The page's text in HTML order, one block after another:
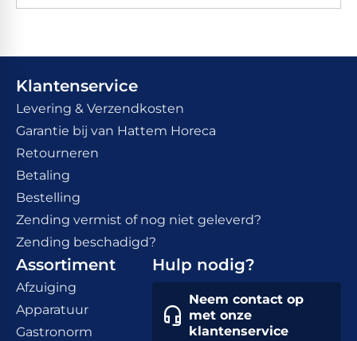
Klantenservice
Levering & Verzendkosten
Garantie bij van Hattem Horeca
Retourneren
Betaling
Bestelling
Zending vermist of nog niet geleverd?
Zending beschadigd?
Assortiment
Afzuiging
Apparatuur
Gastronorm
Hulp nodig?
Neem contact op
met onze
klantenservice